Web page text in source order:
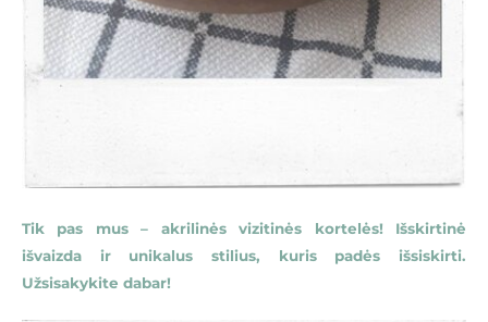
Tik pas mus – akrilinės vizitinės kortelės! Išskirtinė
išvaizda ir unikalus stilius, kuris padės išsiskirti.
Užsisakykite dabar!